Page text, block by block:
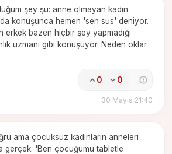
şey şu: anne olmayan kadın
konuşunca hemen 'sen sus' deniyor.
erkek bazen hiçbir şey yapmadığı
uzmanı gibi konuşuyor. Neden oklar
0 0
30 Mayıs 21:40
ama çocuksuz kadınların anneleri
gerçek. 'Ben çocuğumu tabletle